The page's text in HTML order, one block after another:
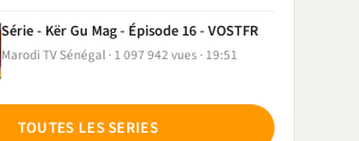
Série - Kër Gu Mag - Épisode 16 - VOSTFR
Marodi TV Sénégal 1 097 942 vues 19:51
TOUTES LES SERIES